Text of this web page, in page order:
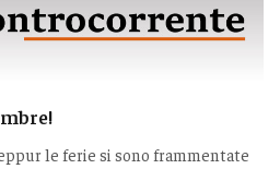
le ferie si sono frammentate